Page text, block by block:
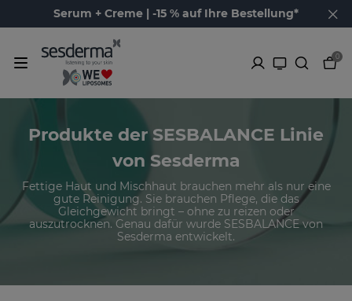
Serum + Creme | -15 % auf Ihre Bestellung*
0
Produkte der SESBALANCE Linie
von Sesderma
Fettige Haut und Mischhaut brauchen mehr als nur eine
gute Reinigung. Sie brauchen Pflege, die das
Gleichgewicht bringt – ohne zu reizen oder
auszutrocknen. Genau dafür wurde SESBALANCE von
Sesderma entwickelt.